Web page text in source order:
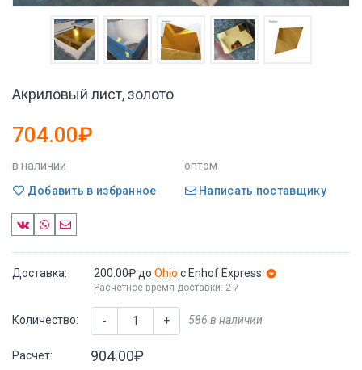
Акриловый лист, золото
704.00₽
в наличии
оптом
Добавить в избранное
Написать поставщику
Доставка: 200.00₽ до Ohio с Enhof Express
Расчетное время доставки: 2-7
Количество: - + 586 в наличии
Расчет: 904.00₽